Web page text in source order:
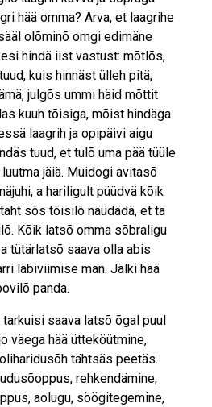
hää omma? Arva, et laagrihe
olõminõ omgi edimäne
hindä iist vastust: mõtlõs,
kuis hinnäst ülleh pitä,
julgõs ummi häid mõttit
kuuh tõisiga, mõist hindäga
laagrih ja opipäivi aigu
tuud, et tulõ uma pää tüüle
jäiä. Muidogi avitasõ
a hariligult püüdvä kõik
sõs tõisilõ näüdädä, et tä
Kõik latsõ omma sõbraligu
tütärlatsõ saava olla abis
läbiviimise man. Jälki hää
panda.
saava latsõ õgal puul
väega hää ütte­köütmine,
tähtsäs peetäs.
rehkendämine,
aolugu, söögitegemine,